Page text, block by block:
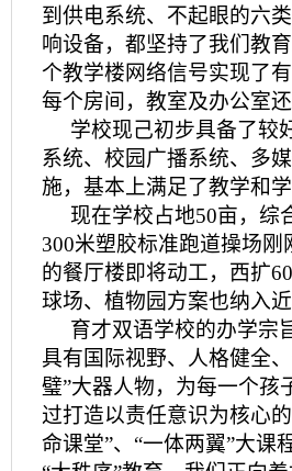
到供电系统、不起眼的六
响设备，都坚持了我们教
个教学楼网络信号实现了
每个房间，教室及办公室
学校现己初步具备了较
系统、校园广播系统、多
施，基本上满足了教学和学
现在学校占地50亩，综
300米塑胶标准跑道操场
的餐厅楼即将动工，西扩
球场、植物园方案也纳入近
育才双语学校的办学宗
具有国际视野、人格健全
璧”大器人物，为每一个孩
过打造以责任意识为核心
命课堂”、“一体两翼”大课